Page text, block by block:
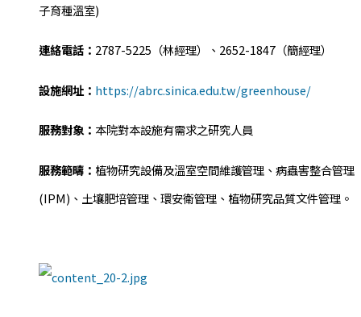
子育種溫室)
連絡電話： 2787-5225（林經理）、2652-1847（簡經理）
設施網址： https://abrc.sinica.edu.tw/greenhouse/
服務對象： 本院對本設施有需求之研究人員
服務範疇： 植物研究設備及溫室空間維護管理、病蟲害整合管理
(IPM)、土壤肥培管理、環安衛管理、植物研究品質文件管理。